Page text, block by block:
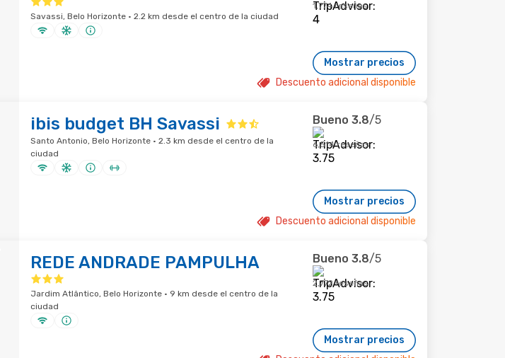
Savassi, Belo Horizonte · 2.2 km desde el centro de la ciudad
1,774 reseñas
Mostrar precios
Descuento adicional disponible
ibis budget BH Savassi
Santo Antonio, Belo Horizonte · 2.3 km desde el centro de la
ciudad
Bueno 3.8/5
6,514 reseñas
Mostrar precios
Descuento adicional disponible
REDE ANDRADE PAMPULHA
Jardim Atlântico, Belo Horizonte · 9 km desde el centro de la
ciudad
Bueno 3.8/5
2,772 reseñas
Mostrar precios